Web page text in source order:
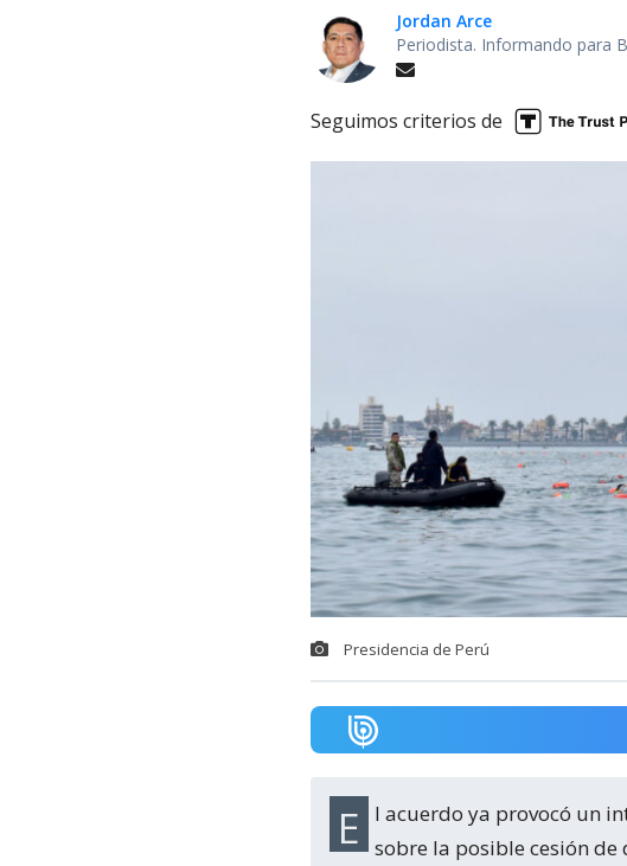
Jordan Arce
Periodista. Informando para
Seguimos criterios de
Presidencia de Perú
El acuerdo ya provocó un intenso debate en Perú, donde algunos sectores alertan
sobre la posible cesión de